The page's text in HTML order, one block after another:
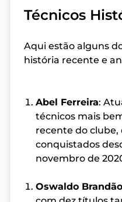
Técnicos
Aqui estão alguns
história recente e
Abel Ferreira:
técnicos mais
recente do
conquistados
novembro de
Oswaldo Brandão